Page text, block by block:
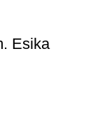
Esika